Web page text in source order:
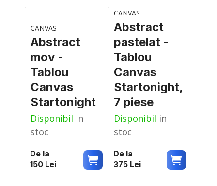
CANVAS
Abstract
mov -
Tablou
Canvas
Startonight
Disponibil in
stoc
De la
150 Lei
CANVAS
Abstract
pastelat -
Tablou
Canvas
Startonight,
7 piese
Disponibil in
stoc
De la
375 Lei